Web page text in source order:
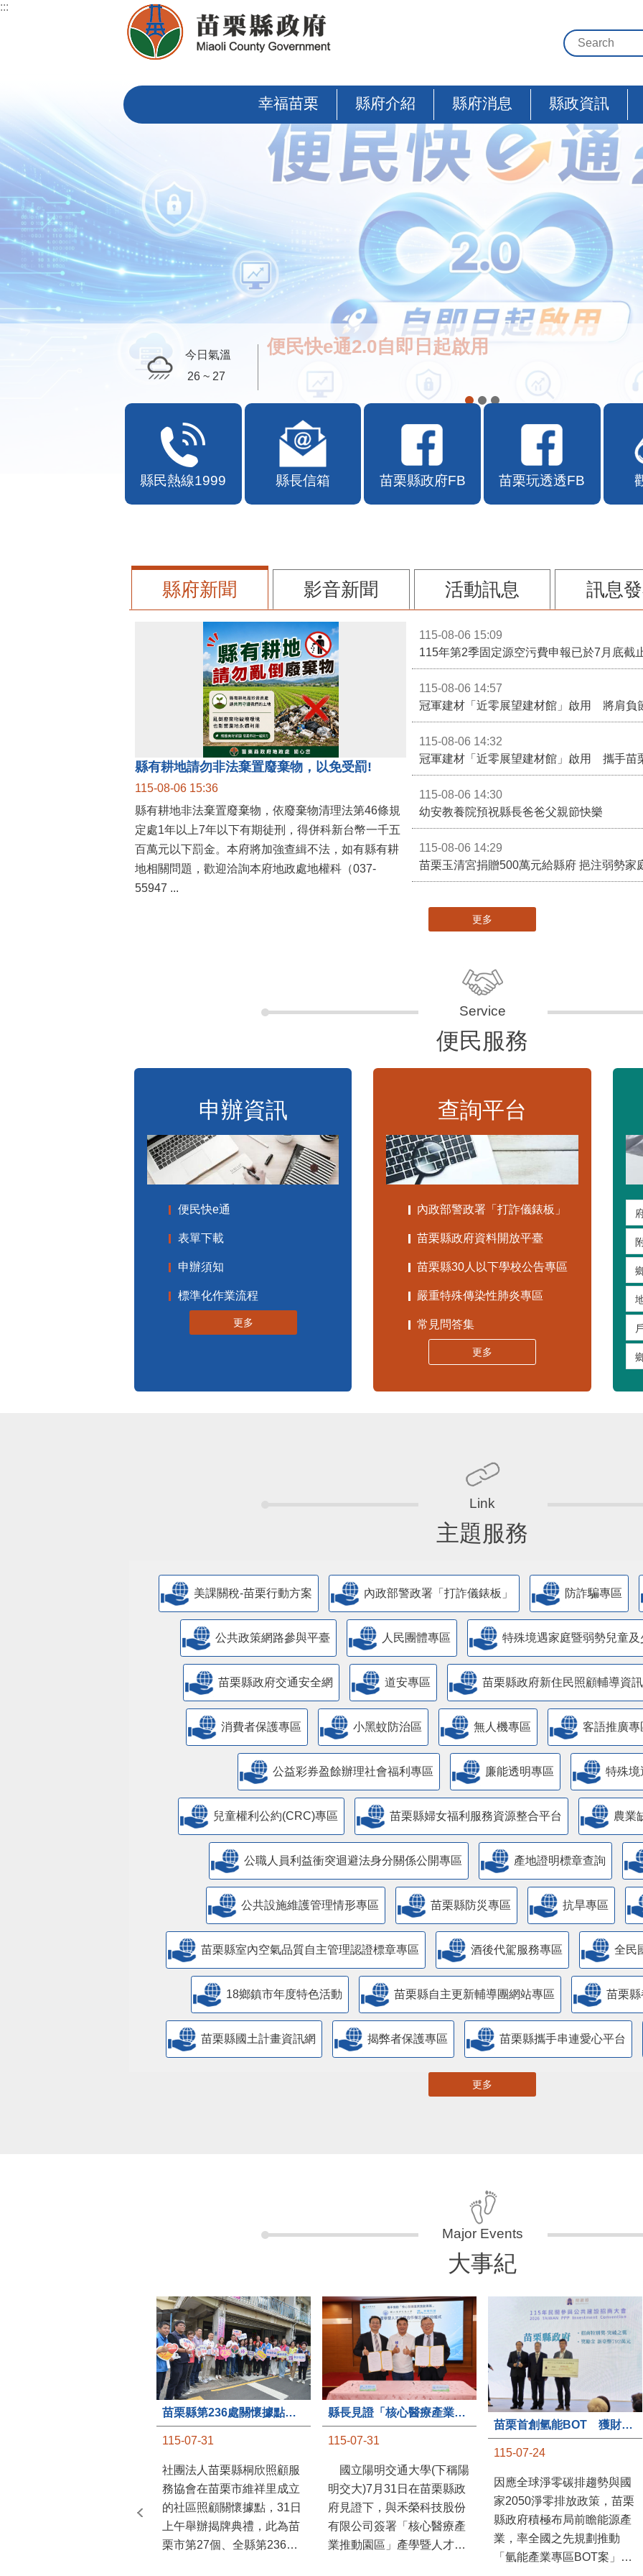
跳到主要內容區塊
:::
幸福苗栗 縣府介紹 縣府消息 縣政資訊
便民快e通2.0自即日起啟用
今日氣溫
26 ~ 27
縣民熱線1999 縣長信箱 苗栗縣政府FB 苗栗玩透透FB
縣府新聞 影音新聞 活動訊息 訊息
縣有耕地請勿非法棄置廢棄物，以免受罰!
115-08-06 15:36
縣有耕地非法棄置廢棄物，依廢棄物清理法第46條規
定處1年以上7年以下有期徒刑，得併科新台幣一千五
百萬元以下罰金。本府將加強查緝不法，如有縣有耕
地相關問題，歡迎洽詢本府地政處地權科（037-
115-08-06 15:09
115-08-06 14:57
冠軍建材「近零展望建材館」啟用 將肩負
115-08-06 14:32
冠軍建材「近零展望建材館」啟用 攜手苗
115-08-06 14:30
幼安教養院預祝縣長爸爸父親節快樂
115-08-06 14:29
苗栗玉清宮捐贈500萬元給縣府 挹注弱勢家
更多
便民服務
申辦資訊
便民快e通
表單下載
申辦須知
標準化作業流程
更多
查詢平台
內政部警政署「打詐儀錶板」
苗栗縣政府資料開放平臺
苗栗縣30人以下學校公告專區
嚴重特殊傳染性肺炎專區
常見問答集
更多
主題服務
美課關稅-苗栗行動方案 內政部警政署「打詐儀錶板」 防詐騙專區
公共政策網路參與平臺 人民團體專區 特殊境遇家庭暨弱勢兒童
苗栗縣政府交通安全網 道安專區 苗栗縣政府新住民照顧輔導資
消費者保護專區 小黑蚊防治區 無人機專區 客語推廣專
公益彩券盈餘辦理社會福利專區 廉能透明專區 特殊境
兒童權利公約(CRC)專區 苗栗縣婦女福利服務資源整合平台 農業
公職人員利益衝突迴避法身分關係公開專區 產地證明標章查詢
​公共設施維護管理情形專區 苗栗縣防災專區 抗旱專區
苗栗縣室內空氣品質自主管理認證標章專區 酒後代駕服務專區 全民
18鄉鎮市年度特色活動 苗栗縣自主更新輔導團網站專區 苗栗
苗栗縣國土計畫資訊網 揭弊者保護專區 苗栗縣攜手串連愛心平台
更多
大事紀
苗栗縣第236處關懷據點在苗栗市維祥里揭牌
115-07-31
社團法人苗栗縣桐欣照顧服
務協會在苗栗市維祥里成立
的社區照顧關懷據點，31日
上午舉辦揭牌典禮，此為苗
栗市第27個、全縣第236處
115-07-31
國立陽明交通大學(下稱陽
明交大)7月31日在苗栗縣政
府見證下，與禾榮科技股份
有限公司簽署「核心醫療產
業推動園區」產學暨人才培
苗栗首創氫能BOT 獲財政部「突破之翼」肯定
115-07-24
因應全球淨零碳排趨勢與國
家2050淨零排放政策，苗栗
縣政府積極布局前瞻能源產
業，率全國之先規劃推動
「氫能產業專區BOT案」，